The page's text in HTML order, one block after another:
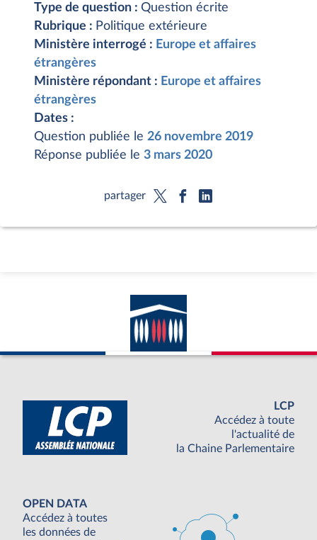
Type de question : Question écrite
Rubrique : Politique extérieure
Ministère interrogé : Europe et affaires
étrangères
Ministère répondant : Europe et affaires
étrangères
Dates :
Question publiée le 26 novembre 2019
Réponse publiée le 3 mars 2020
partager
LCP
Accédez à toute
l'actualité de
la Chaine Parlementaire
OPEN DATA
Accédez à toutes
les données de